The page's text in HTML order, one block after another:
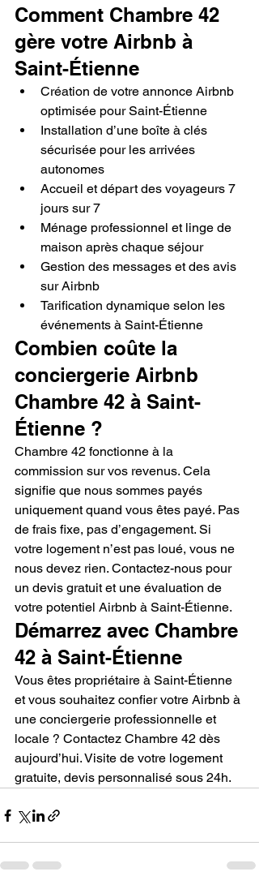
Comment Chambre 42
gère votre Airbnb à
Saint-Étienne
Création de votre annonce Airbnb
optimisée pour Saint-Étienne
Installation d’une boîte à clés
sécurisée pour les arrivées
autonomes
Accueil et départ des voyageurs 7
jours sur 7
Ménage professionnel et linge de
maison après chaque séjour
Gestion des messages et des avis
sur Airbnb
Tarification dynamique selon les
événements à Saint-Étienne
Combien coûte la
conciergerie Airbnb
Chambre 42 à Saint-
Étienne ?
Chambre 42 fonctionne à la
commission sur vos revenus. Cela
signifie que nous sommes payés
uniquement quand vous êtes payé. Pas
de frais fixe, pas d’engagement. Si
votre logement n’est pas loué, vous ne
nous devez rien. Contactez-nous pour
un devis gratuit et une évaluation de
votre potentiel Airbnb à Saint-Étienne.
Démarrez avec Chambre
42 à Saint-Étienne
Vous êtes propriétaire à Saint-Étienne
et vous souhaitez confier votre Airbnb à
une conciergerie professionnelle et
locale ? Contactez Chambre 42 dès
aujourd’hui. Visite de votre logement
gratuite, devis personnalisé sous 24h.